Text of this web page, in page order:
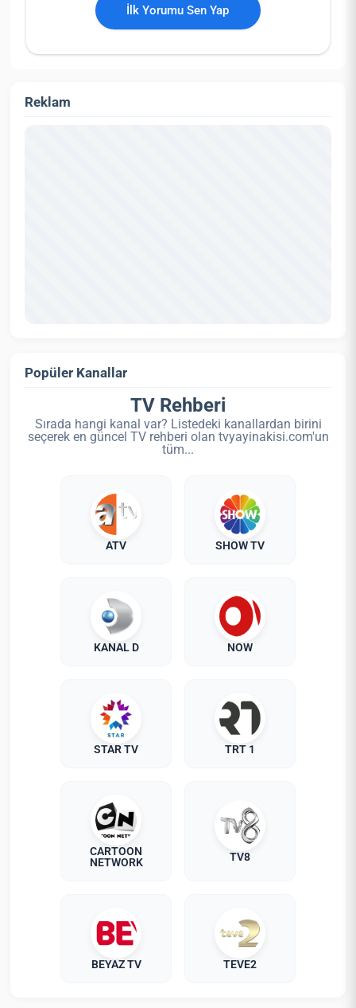
İlk Yorumu Sen Yap
Reklam
Popüler Kanallar
TV Rehberi
Sırada hangi kanal var? Listedeki kanallardan birini
seçerek en güncel TV rehberi olan tvyayinakisi.com'un
tüm...
ATV SHOW TV
KANAL D NOW
STAR TV TRT 1
CARTOON
NETWORK
TV8
BEYAZ TV TEVE2